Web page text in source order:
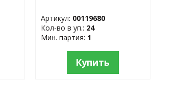
Артикул: 00119680
Кол-во в уп.: 24
Мин. партия: 1
Купить